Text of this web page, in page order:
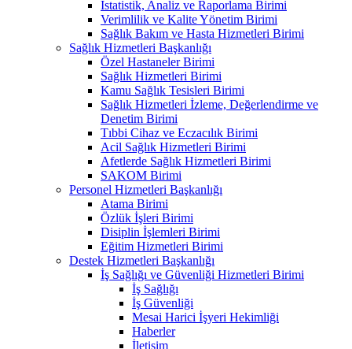
İstatistik, Analiz ve Raporlama Birimi
Verimlilik ve Kalite Yönetim Birimi
Sağlık Bakım ve Hasta Hizmetleri Birimi
Sağlık Hizmetleri Başkanlığı
Özel Hastaneler Birimi
Sağlık Hizmetleri Birimi
Kamu Sağlık Tesisleri Birimi
Sağlık Hizmetleri İzleme, Değerlendirme ve
Denetim Birimi
Tıbbi Cihaz ve Eczacılık Birimi
Acil Sağlık Hizmetleri Birimi
Afetlerde Sağlık Hizmetleri Birimi
SAKOM Birimi
Personel Hizmetleri Başkanlığı
Atama Birimi
Özlük İşleri Birimi
Disiplin İşlemleri Birimi
Eğitim Hizmetleri Birimi
Destek Hizmetleri Başkanlığı
İş Sağlığı ve Güvenliği Hizmetleri Birimi
İş Sağlığı
İş Güvenliği
Mesai Harici İşyeri Hekimliği
Haberler
İletişim